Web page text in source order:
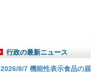
行政の最新ニュース
2026/8/7 機能性表示食品の